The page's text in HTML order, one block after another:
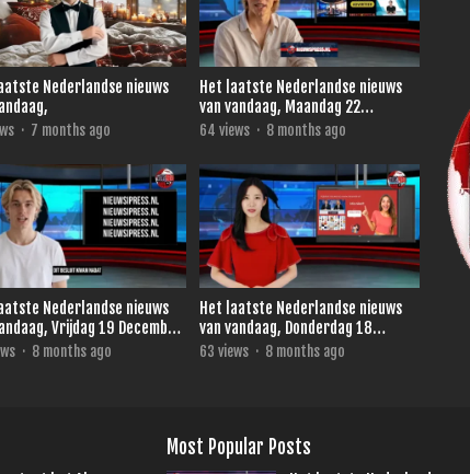
Nederlandse nieuws
· 7 months ago
Het laatste Nederlandse nieuws
van vandaag, Maandag 22
December 2025.
64 views · 8 months ago
Nederlandse nieuws
Vrijdag 19 December
· 8 months ago
Het laatste Nederlandse nieuws
van vandaag, Donderdag 18
December 2025.
63 views · 8 months ago
Most Popular Posts